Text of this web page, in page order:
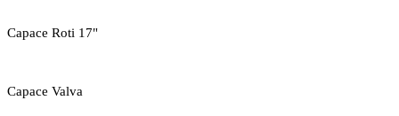
Capace Roti 17"
Capace Valva